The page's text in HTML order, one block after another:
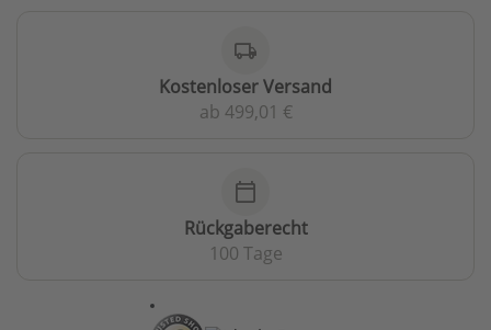
local_shipping
Kostenloser Versand
ab 499,01 €
calendar_today
Rückgaberecht
100 Tage